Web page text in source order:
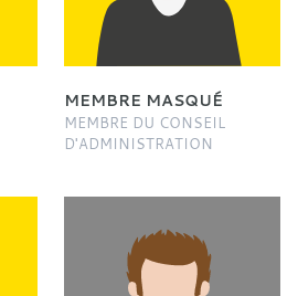
MEMBRE MASQUÉ
MEMBRE DU CONSEIL
D'ADMINISTRATION